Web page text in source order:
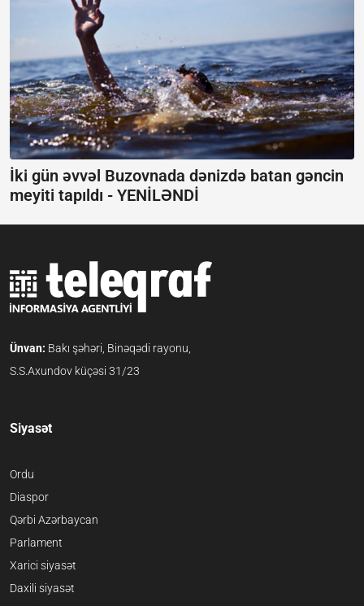
İki gün əvvəl Buzovnada dənizdə batan gəncin
meyiti tapıldı - YENİLƏNDİ
Ünvan: Bakı şəhəri, Binəqədi rayonu,
S.S.Axundov küçəsi 31/23
Siyasət
Ordu
Diaspor
Qərbi Azərbaycan
Parlament
Xarici siyasət
Daxili siyasət